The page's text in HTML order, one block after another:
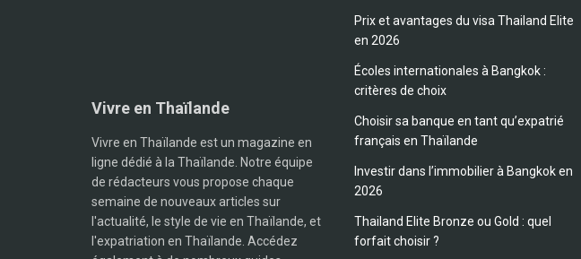
Vivre en Thaïlande
Vivre en Thaïlande est un magazine en
ligne dédié à la Thaïlande. Notre équipe
de rédacteurs vous propose chaque
semaine de nouveaux articles sur
l'actualité, le style de vie en Thaïlande, et
l'expatriation en Thaïlande. Accédez
Prix et avantages du visa Thailand Elite
en 2026
Écoles internationales à Bangkok :
critères de choix
Choisir sa banque en tant qu’expatrié
français en Thaïlande
Investir dans l’immobilier à Bangkok en
2026
Thailand Elite Bronze ou Gold : quel
forfait choisir ?